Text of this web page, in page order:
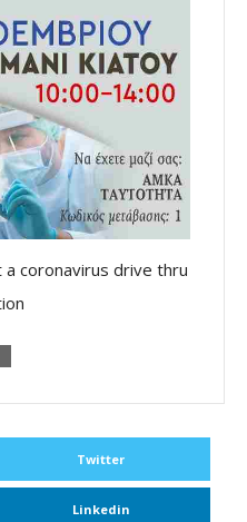
coronavirus drive thru
Twitter
Linkedin